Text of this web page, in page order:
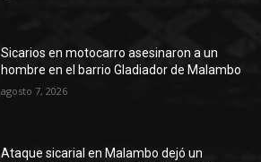
Sicarios en motocarro asesinaron a un
hombre en el barrio Gladiador de Malambo
agosto 7, 2026
Ataque sicarial en Malambo dejó un